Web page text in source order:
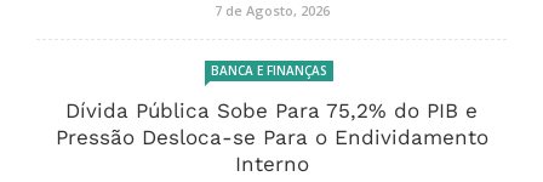
7 de Agosto, 2026
BANCA E FINANÇAS
Dívida Pública Sobe Para 75,2% do PIB e
Pressão Desloca-se Para o Endividamento
Interno